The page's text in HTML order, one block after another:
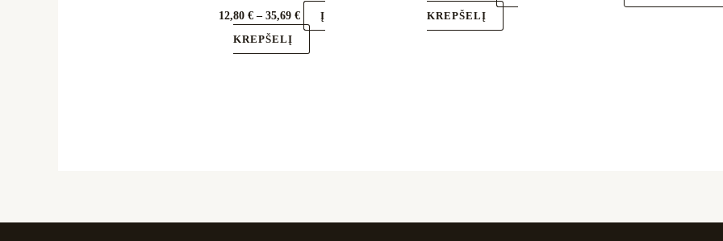
12,80 € – 35,69 €
Į
KREPŠELĮ
KREPŠELĮ